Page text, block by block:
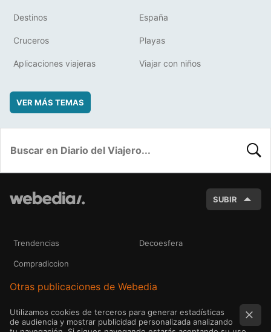
Destinos España
Cruceros Playas
Aplicaciones viajeras Viajar con niños
VER MÁS TEMAS
SUBIR
Trendencias Decoesfera
Compradiccion
Otras publicaciones de Webedia
Utilizamos cookies de terceros para generar estadísticas
de audiencia y mostrar publicidad personalizada analizando